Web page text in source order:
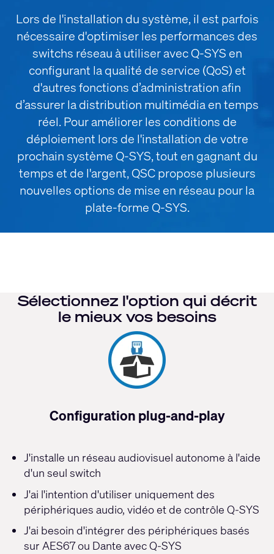
Lors de l'installation du système, il est parfois
nécessaire d'optimiser les performances des
switchs réseau à utiliser avec Q-SYS en
configurant la qualité de service (QoS) et
d'autres fonctions d’administration afin
d’assurer la distribution multimédia en temps
réel. Pour améliorer les conditions de
déploiement lors de l'installation de votre
prochain système Q-SYS, tout en gagnant du
temps et de l'argent, QSC propose plusieurs
nouvelles options de mise en réseau pour la
plate-forme Q-SYS.
Sélectionnez l'option qui décrit
le mieux vos besoins
Configuration plug-and-play
J'installe un réseau audiovisuel autonome à l'aide
d'un seul switch
J'ai l'intention d'utiliser uniquement des
périphériques audio, vidéo et de contrôle Q-SYS
J'ai besoin d'intégrer des périphériques basés
sur AES67 ou Dante avec Q-SYS